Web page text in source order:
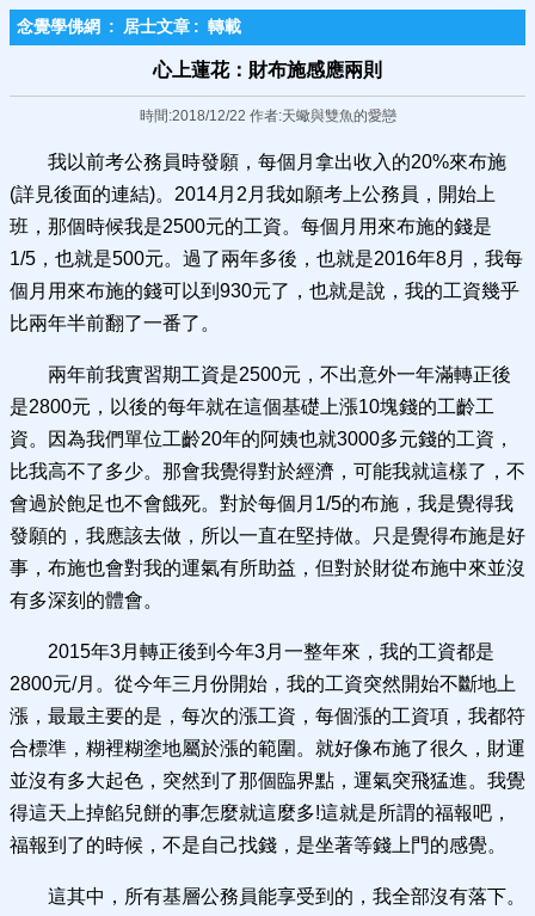
念覺學佛網 : 居士文章 : 轉載
心上蓮花：財布施感應兩則
時間:2018/12/22 作者:天蠍與雙魚的愛戀
我以前考公務員時發願，每個月拿出收入的20%來布施
(詳見後面的連結)。2014月2月我如願考上公務員，開始上
班，那個時候我是2500元的工資。每個月用來布施的錢是
1/5，也就是500元。過了兩年多後，也就是2016年8月，我每
個月用來布施的錢可以到930元了，也就是說，我的工資幾乎
比兩年半前翻了一番了。
兩年前我實習期工資是2500元，不出意外一年滿轉正後
是2800元，以後的每年就在這個基礎上漲10塊錢的工齡工
資。因為我們單位工齡20年的阿姨也就3000多元錢的工資，
比我高不了多少。那會我覺得對於經濟，可能我就這樣了，不
會過於飽足也不會餓死。對於每個月1/5的布施，我是覺得我
發願的，我應該去做，所以一直在堅持做。只是覺得布施是好
事，布施也會對我的運氣有所助益，但對於財從布施中來並沒
有多深刻的體會。
2015年3月轉正後到今年3月一整年來，我的工資都是
2800元/月。從今年三月份開始，我的工資突然開始不斷地上
漲，最最主要的是，每次的漲工資，每個漲的工資項，我都符
合標準，糊裡糊塗地屬於漲的範圍。就好像布施了很久，財運
並沒有多大起色，突然到了那個臨界點，運氣突飛猛進。我覺
得這天上掉餡兒餅的事怎麼就這麼多!這就是所謂的福報吧，
福報到了的時候，不是自己找錢，是坐著等錢上門的感覺。
這其中，所有基層公務員能享受到的，我全部沒有落下。